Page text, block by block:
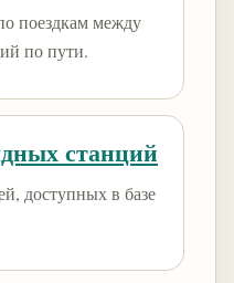
поездкам между
по пути.
станций
доступных в базе